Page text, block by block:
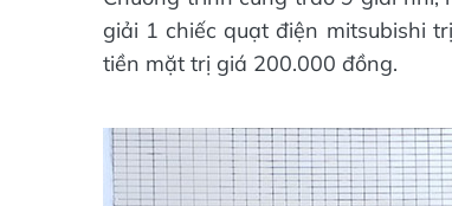
giải 1 chiếc quạt điện mitsubishi
tiền mặt trị giá 200.000 đồng.